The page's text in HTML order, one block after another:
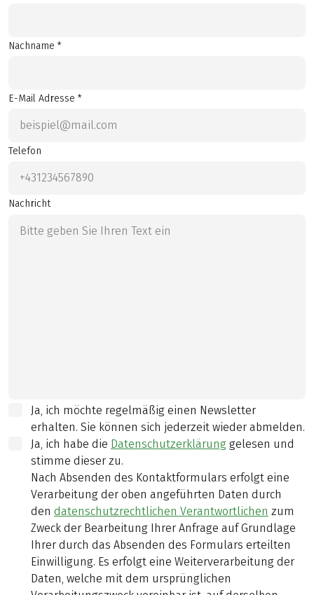
Nachname *
E-Mail Adresse *
Telefon
Nachricht
Ja, ich möchte regelmäßig einen Newsletter
erhalten. Sie können sich jederzeit wieder abmelden.
Ja, ich habe die Datenschutzerklärung gelesen und
stimme dieser zu.
Nach Absenden des Kontaktformulars erfolgt eine
Verarbeitung der oben angeführten Daten durch
den datenschutzrechtlichen Verantwortlichen zum
Zweck der Bearbeitung Ihrer Anfrage auf Grundlage
Ihrer durch das Absenden des Formulars erteilten
Einwilligung. Es erfolgt eine Weiterverarbeitung der
Daten, welche mit dem ursprünglichen